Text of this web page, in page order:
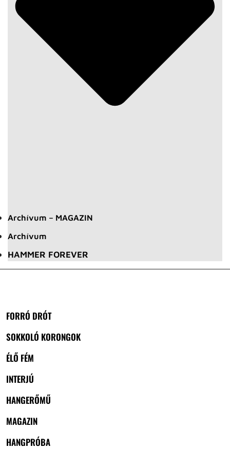
Archívum – MAGAZIN
Archívum
HAMMER FOREVER
FORRÓ DRÓT
SOKKOLÓ KORONGOK
ÉLŐ FÉM
INTERJÚ
HANGERŐMŰ
MAGAZIN
HANGPRÓBA